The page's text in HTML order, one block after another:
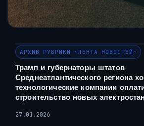
АРХИВ РУБРИКИ ~ЛЕНТА НОВОСТЕЙ~
Трамп и губернаторы штатов
Среднеатлантического региона
технологические компании
строительство новых
27.01.2026